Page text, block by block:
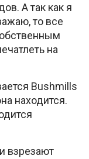
А так как я
то все
на
Bushmills
находится.
взрезают